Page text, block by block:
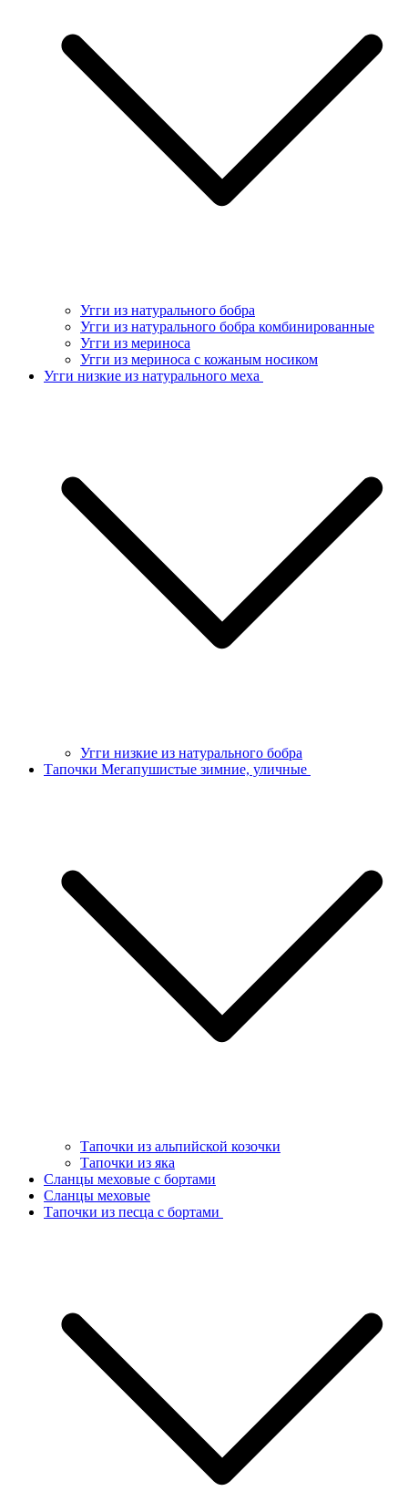
Угги из натурального бобра
Угги из натурального бобра комбинированные
Угги из мериноса
Угги из мериноса с кожаным носиком
Угги низкие из натурального меха
Угги низкие из натурального бобра
Тапочки Мегапушистые зимние, уличные
Тапочки из альпийской козочки
Тапочки из яка
Сланцы меховые с бортами
Сланцы меховые
Тапочки из песца с бортами